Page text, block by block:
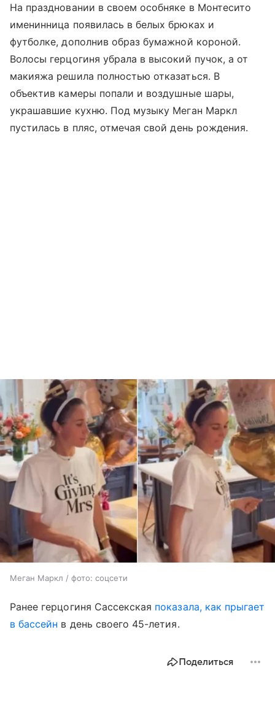
На праздновании в своем особняке в Монтесито
именинница появилась в белых брюках и
футболке, дополнив образ бумажной короной.
Волосы герцогиня убрала в высокий пучок, а от
макияжа решила полностью отказаться. В
объектив камеры попали и воздушные шары,
украшавшие кухню. Под музыку Меган Маркл
пустилась в пляс, отмечая свой день рождения.
Меган Маркл / фото: соцсети
Ранее герцогиня Сассекская показала, как прыгает
в бассейн в день своего 45-летия.
Поделиться